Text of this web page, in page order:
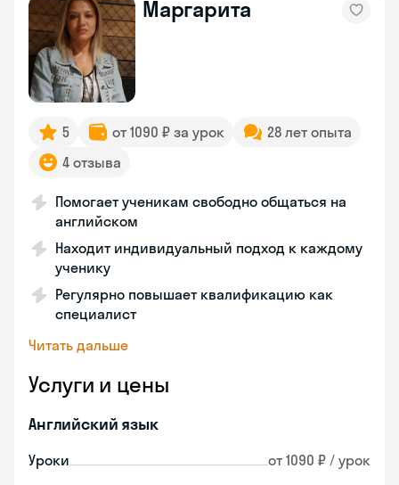
Маргарита
5 от 1090 ₽ за урок
28 лет опыта
4 отзыва
Помогает ученикам свободно общаться на
английском
Находит индивидуальный подход к каждому
ученику
Регулярно повышает квалификацию как
специалист
Читать дальше
Услуги и цены
Английский язык
Уроки от 1090 ₽ / урок